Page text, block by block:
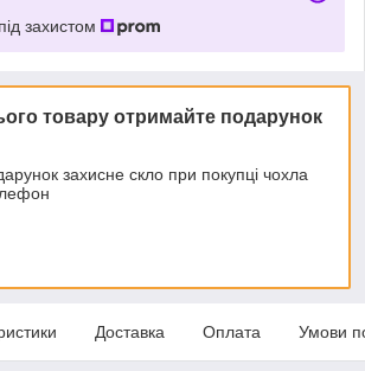
захистом
товару отримайте подарунок
захисне скло при покупці чохла
Доставка Оплата Умови